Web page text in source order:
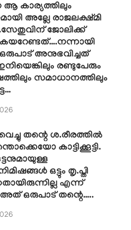
കാര്യത്തിലും
അല്ലേ രാജലക്ഷ്മി
ജോലിക്ക്
കയറേണ്ടത്….നന്നായി
ഒരുപാട് അനുഭവിച്ചത്
രണ്ടുപേരും
സമാധാനത്തിലും
തന്റെ ശ.രീരത്തിൽ
കാട്ടിക്കൂട്ടി.
ഒട്ടും തൃ.പ്തി
എന്ന്
അത് ഒരുപാട് തന്റെ…..